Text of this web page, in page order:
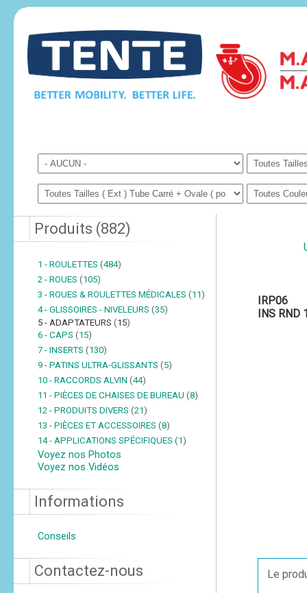
Produits (882)
1 - ROULETTES (484)
2 - ROUES (105)
3 - ROUES & ROULETTES MÉDICALES (11)
4 - GLISSOIRES - NIVELEURS (35)
5 - ADAPTATEURS (15)
6 - CAPS (15)
7 - INSERTS (130)
9 - PATINS ULTRA-GLISSANTS (5)
10 - RACCORDS ALVIN (44)
11 - PIÈCES DE CHAISES DE BUREAU (8)
12 - PRODUITS DIVERS (21)
13 - PIÈCES ET ACCESSOIRES (8)
14 - APPLICATIONS SPÉCIFIQUES (1)
Voyez nos Photos
Voyez nos Vidéos
Informations
Conseils
Contactez-nous
IRP06
INS RND
Le